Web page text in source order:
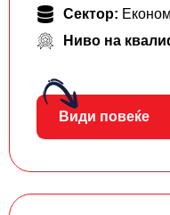
Сектор:
Ниво на
Види повеќе